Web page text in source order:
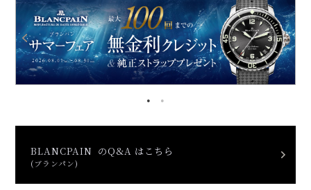
BLANCPAIN のQ&A はこちら
(ブランパン)